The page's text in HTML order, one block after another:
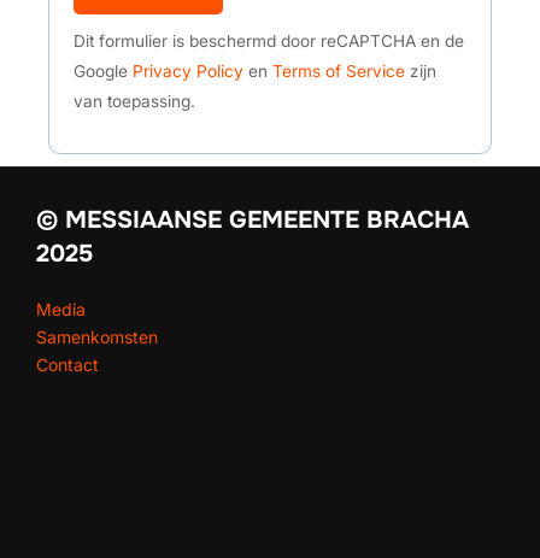
Dit formulier is beschermd door reCAPTCHA en de
Google Privacy Policy en Terms of Service zijn
van toepassing.
© MESSIAANSE GEMEENTE BRACHA
2025
Media
Samenkomsten
Contact